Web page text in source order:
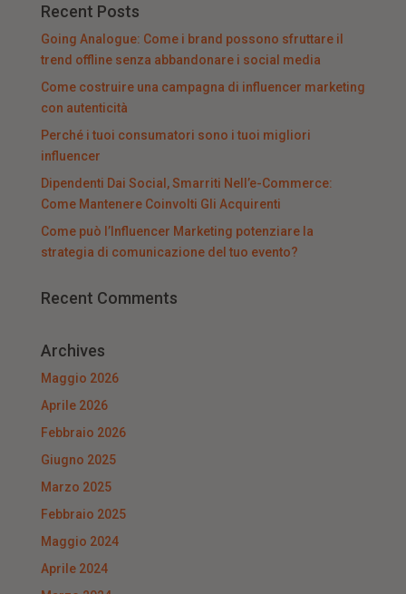
Recent Posts
Going Analogue: Come i brand possono sfruttare il
trend offline senza abbandonare i social media
Come costruire una campagna di influencer marketing
con autenticità
Perché i tuoi consumatori sono i tuoi migliori
influencer
Dipendenti Dai Social, Smarriti Nell’e-Commerce:
Come Mantenere Coinvolti Gli Acquirenti
Come può l’Influencer Marketing potenziare la
strategia di comunicazione del tuo evento?
Recent Comments
Archives
Maggio 2026
Aprile 2026
Febbraio 2026
Giugno 2025
Marzo 2025
Febbraio 2025
Maggio 2024
Aprile 2024